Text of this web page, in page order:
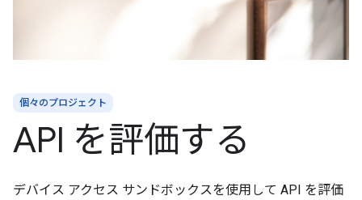
個々のプロジェクト
API を評価する
デバイス アクセス サンドボックスを使用して API を評価